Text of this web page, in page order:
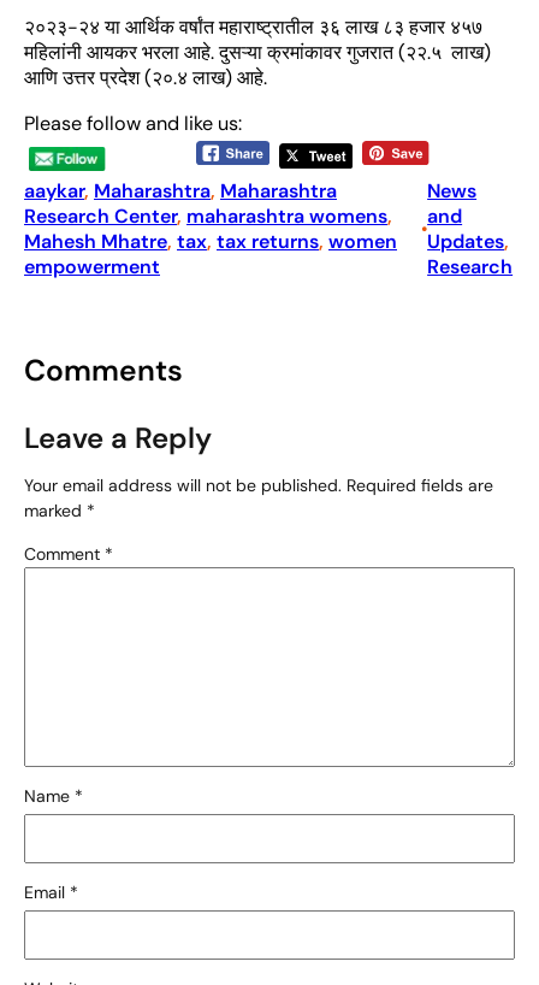
२०२३-२४ या आर्थिक वर्षांत महाराष्ट्रातील ३६ लाख ८३ हजार ४५७
महिलांनी आयकर भरला आहे. दुसऱ्या क्रमांकावर गुजरात (२२.५ लाख)
आणि उत्तर प्रदेश (२०.४ लाख) आहे.
Please follow and like us:
aaykar, Maharashtra, Maharashtra
Research Center, maharashtra womens
Mahesh Mhatre, tax, tax returns, women
empowerment
•
News
and
Updates
Research
Comments
Leave a Reply
Your email address will not be published. Required fields are
marked *
Comment *
Name *
Email *